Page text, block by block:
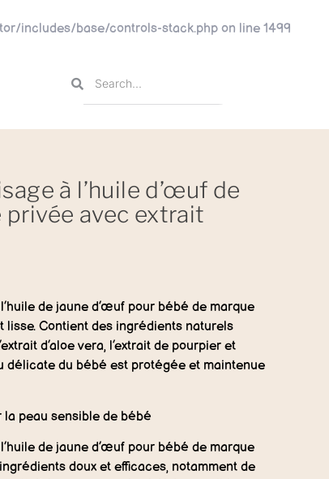
includes/base/controls-stack.php on line 1499
à l’huile d’œuf de
privée avec extrait
de jaune d’œuf pour bébé de marque
lisse. Contient des ingrédients naturels
d’aloe vera, l’extrait de pourpier et
délicate du bébé est protégée et maintenue
peau sensible de bébé
de jaune d’œuf pour bébé de marque
doux et efficaces, notamment de